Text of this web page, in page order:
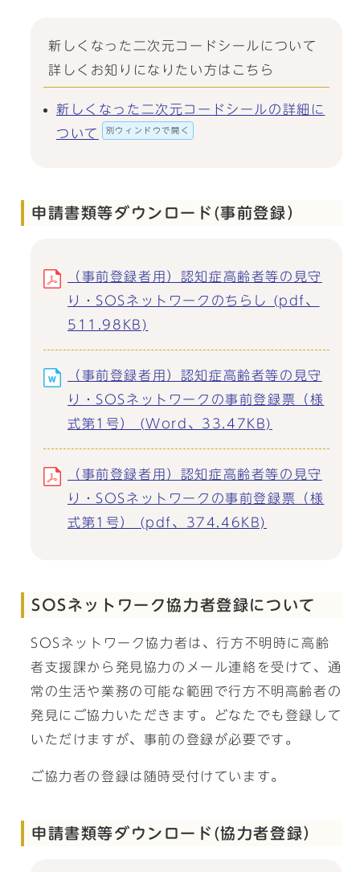
新しくなった二次元コードシールについて
詳しくお知りになりたい方はこちら
新しくなった二次元コードシールの詳細に
ついて
別ウィンドウで開く
申請書類等ダウンロード(事前登録）
（事前登録者用）認知症高齢者等の見守
り・SOSネットワークのちらし (pdf、
511.98KB)
（事前登録者用）認知症高齢者等の見守
り・SOSネットワークの事前登録票（様
式第1号） (Word、33.47KB)
（事前登録者用）認知症高齢者等の見守
り・SOSネットワークの事前登録票（様
式第1号） (pdf、374.46KB)
SOSネットワーク協力者登録について
SOSネットワーク協力者は、行方不明時に高齢
者支援課から発見協力のメール連絡を受けて、通
常の生活や業務の可能な範囲で行方不明高齢者の
発見にご協力いただきます。どなたでも登録して
いただけますが、事前の登録が必要です。
ご協力者の登録は随時受付けています。
申請書類等ダウンロード(協力者登録）